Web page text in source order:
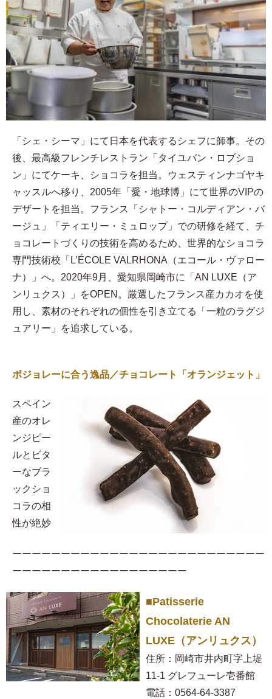
「シェ・シーマ」にて日本を代表するシェフに師事。その
後、最高級フレンチレストラン「タイユバン・ロブショ
ン」にてケーキ、ショコラを担当。ウェスティンナゴヤキ
ャッスルへ移り、2005年「愛・地球博」にて世界のVIPの
デザートを担当。フランス「シャトー・コルディアン・バ
ージュ」「ティエリー・ミュロップ」での研修を経て、チ
ョコレートづくりの技術を高めるため、世界的なショコラ
専門技術校「L’ÉCOLE VALRHONA（エコール・ヴァロー
ナ）」へ。2020年9月、愛知県岡崎市に「AN LUXE（ア
ンリュクス）」をOPEN。厳選したフランス産カカオを使
用し、素材のそれぞれの個性を引き立てる「一粒のラグジ
ュアリー」を追求している。
ボジョレーに合う逸品／チョコレート「オランジェット」
スペイン
産のオレ
ンジピー
ルとビタ
ーなブラ
ックショ
コラの相
性が絶妙
ーーーーーーーーーーーーーーーーーーーーーーーーーー
ーーーーーーーーーーーーーーーーーー
■Patisserie
Chocolaterie AN
LUXE（アンリュクス）
住所：岡崎市井内町字上堤
11-1 グレフューレ壱番館
電話：0564-64-3387